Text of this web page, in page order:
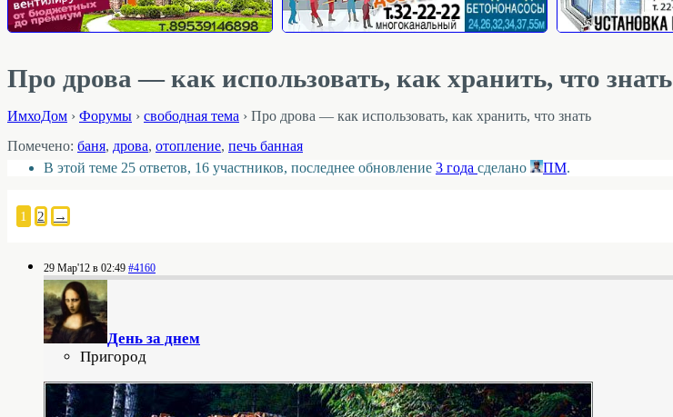
Про дрова — как использовать, как хранить, что знать
ИмхоДом › Форумы › свободная тема › Про дрова — как использовать, как хранить, что знать
Помечено: баня, дрова, отопление, печь банная
В этой теме 25 ответов, 16 участников, последнее обновление 3 года сделано ПМ.
1 2 →
29 Мар'12 в 02:49 #4160
День за днем
Пригород